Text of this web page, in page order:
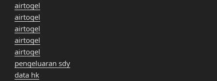
airtogel
airtogel
airtogel
airtogel
airtogel
pengeluaran sdy
data hk